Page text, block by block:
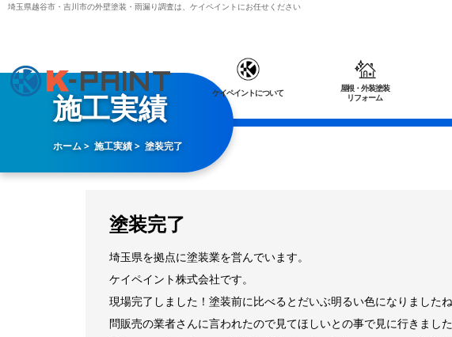
埼玉県越谷市・吉川市の外壁塗装・雨漏り調査は、ケイペイントにお任せください
ケイペイントについて
屋根・外装塗装
リフォーム
施工実績
ホーム 施工実績 塗装完了
塗装完了
埼玉県を拠点に塗装業を営んでいます。
ケイペイント株式会社です。
現場完了しました！塗装前に比べるとだいぶ明るい色になりまし
問販売の業者さんに言われたので見てほしいとの事で見に行きまし